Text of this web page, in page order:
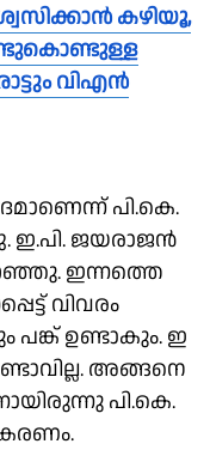
കഴിയൂ,
വിഎന്‍
പി.കെ.
ഇ.പി. ജയരാജന്‍
ഇന്നത്തെ
വിവരം
ഉണ്ടാകും. ഇ
അങ്ങനെ
പി.കെ.